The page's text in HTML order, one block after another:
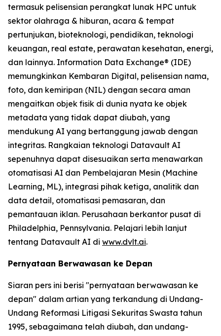
termasuk pelisensian perangkat lunak HPC untuk
sektor olahraga & hiburan, acara & tempat
pertunjukan, bioteknologi, pendidikan, teknologi
keuangan, real estate, perawatan kesehatan, energi,
dan lainnya. Information Data Exchange® (IDE)
memungkinkan Kembaran Digital, pelisensian nama,
foto, dan kemiripan (NIL) dengan secara aman
mengaitkan objek fisik di dunia nyata ke objek
metadata yang tidak dapat diubah, yang
mendukung AI yang bertanggung jawab dengan
integritas. Rangkaian teknologi Datavault AI
sepenuhnya dapat disesuaikan serta menawarkan
otomatisasi AI dan Pembelajaran Mesin (Machine
Learning, ML), integrasi pihak ketiga, analitik dan
data detail, otomatisasi pemasaran, dan
pemantauan iklan. Perusahaan berkantor pusat di
Philadelphia, Pennsylvania. Pelajari lebih lanjut
tentang Datavault AI di www.dvlt.ai.
Pernyataan Berwawasan ke Depan
Siaran pers ini berisi "pernyataan berwawasan ke
depan" dalam artian yang terkandung di Undang-
Undang Reformasi Litigasi Sekuritas Swasta tahun
1995, sebagaimana telah diubah, dan undang-